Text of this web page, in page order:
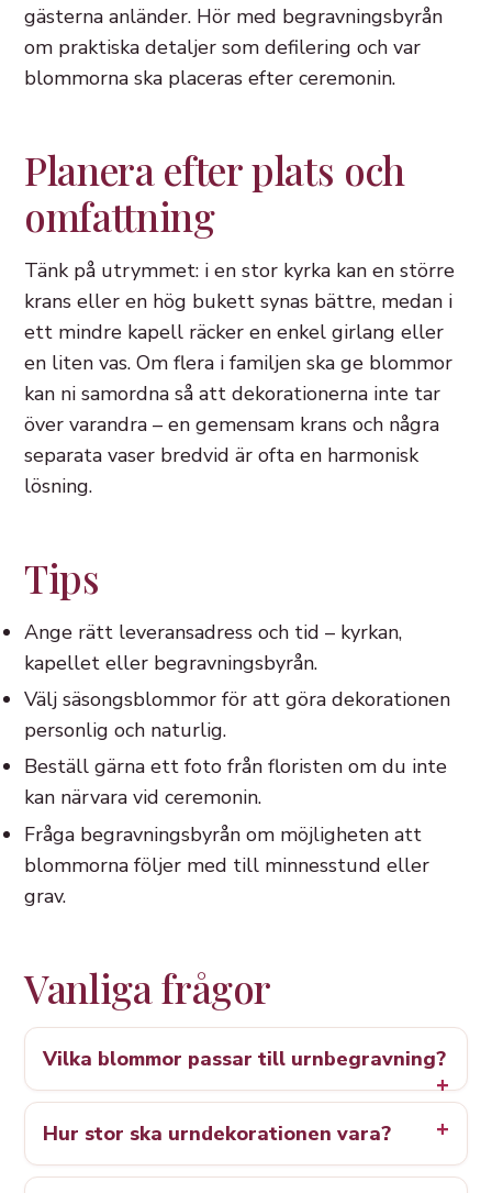
gästerna anländer. Hör med begravningsbyrån
om praktiska detaljer som defilering och var
blommorna ska placeras efter ceremonin.
Planera efter plats och
omfattning
Tänk på utrymmet: i en stor kyrka kan en större
krans eller en hög bukett synas bättre, medan i
ett mindre kapell räcker en enkel girlang eller
en liten vas. Om flera i familjen ska ge blommor
kan ni samordna så att dekorationerna inte tar
över varandra – en gemensam krans och några
separata vaser bredvid är ofta en harmonisk
lösning.
Tips
Ange rätt leveransadress och tid – kyrkan,
kapellet eller begravningsbyrån.
Välj säsongsblommor för att göra dekorationen
personlig och naturlig.
Beställ gärna ett foto från floristen om du inte
kan närvara vid ceremonin.
Fråga begravningsbyrån om möjligheten att
blommorna följer med till minnesstund eller
grav.
Vanliga frågor
Vilka blommor passar till urnbegravning?
Hur stor ska urndekorationen vara?